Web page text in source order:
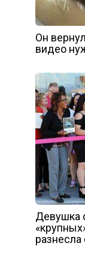
Он
видео
Девушка
разнесла